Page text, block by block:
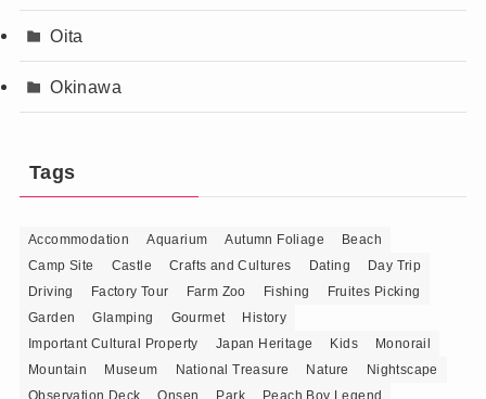
Oita
Okinawa
Tags
Accommodation Aquarium Autumn Foliage
Beach
Camp Site
Castle Crafts and Cultures Dating
Day Trip
Driving
Factory Tour Farm Zoo Fishing
Fruites Picking
Garden
Glamping Gourmet
History
Important Cultural Property
Japan Heritage Kids
Monorail
Mountain
Museum National Treasure Nature
Nightscape
Observation Deck
Onsen Park Peach Boy Legend